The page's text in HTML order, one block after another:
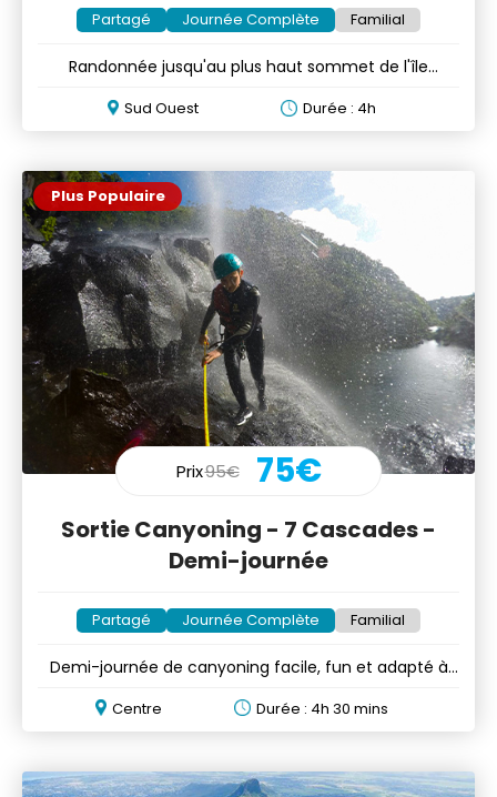
Partagé Journée Complète Familial
Randonnée jusqu'au plus haut sommet de l'île
Sud Ouest Durée : 4h
Plus Populaire
Prix95€ 75€
Sortie Canyoning - 7 Cascades -
Demi-journée
Partagé Journée Complète Familial
Demi-journée de canyoning facile, fun et adapté à
Centre Durée : 4h 30 mins